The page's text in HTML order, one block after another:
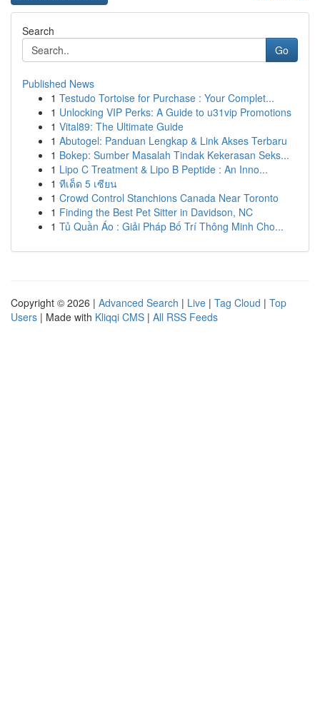
Search
Go
Published News
1 Testudo Tortoise for Purchase : Your Complet...
1 Unlocking VIP Perks: A Guide to u31vip Promotions
1 Vital89: The Ultimate Guide
1 Abutogel: Panduan Lengkap & Link Akses Terbaru
1 Bokep: Sumber Masalah Tindak Kekerasan Seks...
1 Lipo C Treatment & Lipo B Peptide : An Inno...
1 ทีเด็ด 5 เซียน
1 Crowd Control Stanchions Canada Near Toronto
1 Finding the Best Pet Sitter in Davidson, NC
1 Tủ Quần Áo : Giải Pháp Bố Trí Thông Minh Cho...
Copyright © 2026 | Advanced Search | Live | Tag Cloud | Top
Users | Made with Kliqqi CMS | All RSS Feeds